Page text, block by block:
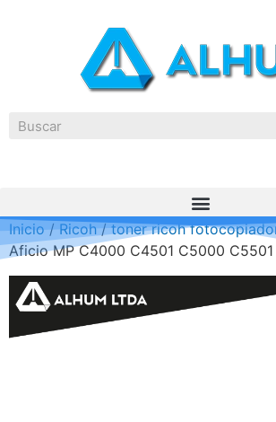
Inicio/Ricoh/toner ricoh
Aficio MP C4000 C4501 C5000